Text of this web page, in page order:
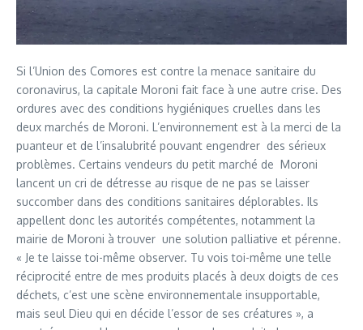
Si l’Union des Comores est contre la menace sanitaire du
coronavirus, la capitale Moroni fait face à une autre crise. Des
ordures avec des conditions hygiéniques cruelles dans les
deux marchés de Moroni. L’environnement est à la merci de la
puanteur et de l’insalubrité pouvant engendrer des sérieux
problèmes. Certains vendeurs du petit marché de Moroni
lancent un cri de détresse au risque de ne pas se laisser
succomber dans des conditions sanitaires déplorables. Ils
appellent donc les autorités compétentes, notamment la
mairie de Moroni à trouver une solution palliative et pérenne.
« Je te laisse toi-même observer. Tu vois toi-même une telle
réciprocité entre de mes produits placés à deux doigts de ces
déchets, c’est une scène environnementale insupportable,
mais seul Dieu qui en décide l’essor de ses créatures », a